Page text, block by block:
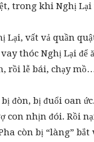
trong khi Nghị
Lại, vất vả quần
thóc Nghị Lại
rồi lễ bái, chạy
đòn, bị đuổi oan
nhịn đói. Rồi
còn bị “làng”